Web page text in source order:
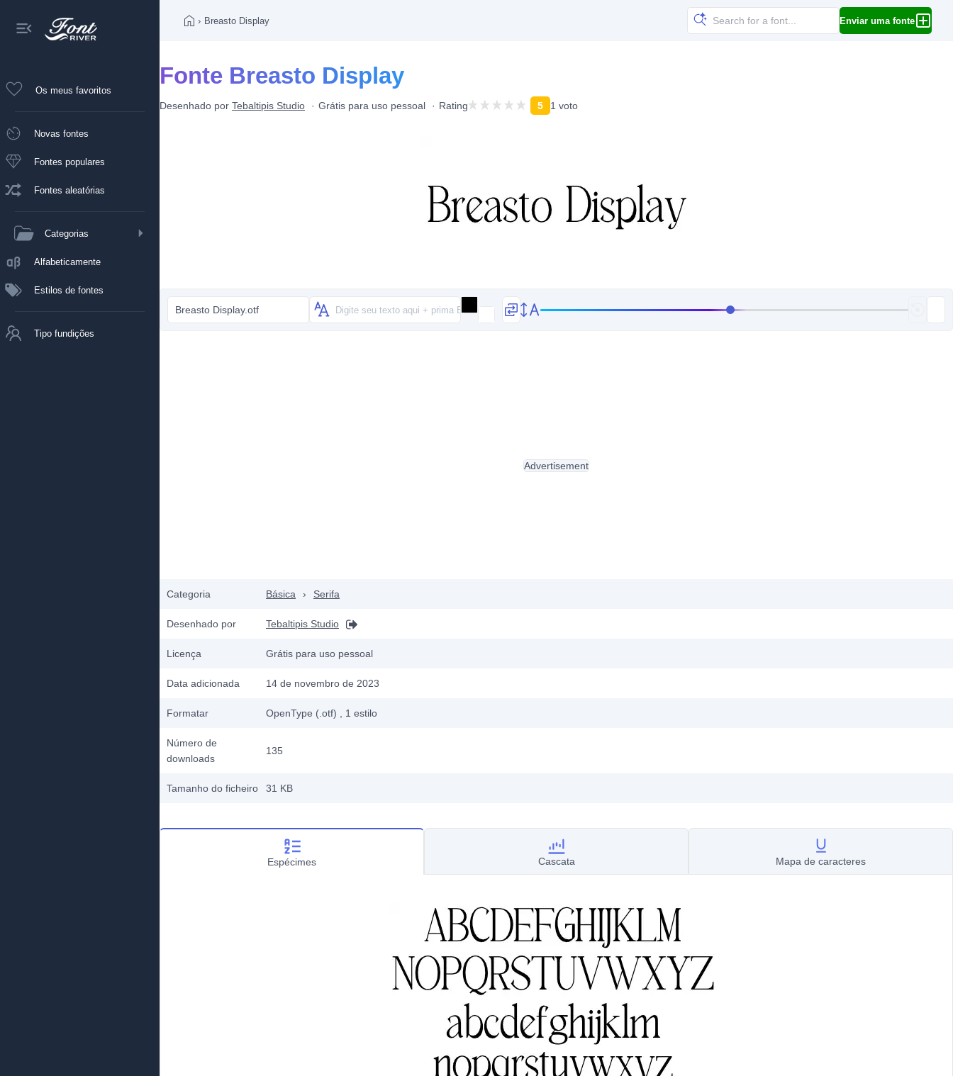
Os meus favoritos
Novas fontes
Fontes populares
Fontes aleatórias
Categorias
Alfabeticamente
Estilos de fontes
Tipo fundições
› Breasto Display Enviar uma fonte
Fonte Breasto Display
Desenhado por Tebaltipis Studio Grátis para uso pessoal Rating 5 1 voto
Breasto Display.otf
Categoria Básica › Serifa
Desenhado por Tebaltipis Studio
Licença Grátis para uso pessoal
Data adicionada 14 de novembro de 2023
Formatar OpenType (.otf) , 1 estilo
Número de
downloads
135
Tamanho do ficheiro 31 KB
Advertisement
Espécimes Cascata Mapa de caracteres